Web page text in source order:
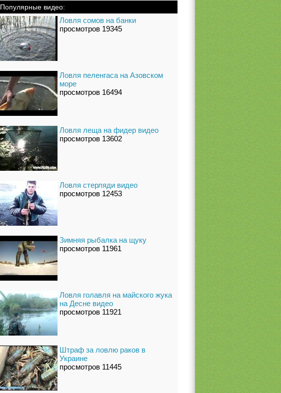
Популярные видео:
Ловля сомов на банки
просмотров 19345
Ловля пеленгаса на Азовском
море
просмотров 16494
Ловля леща на фидер видео
просмотров 13602
Ловля стерляди видео
просмотров 12453
Зимняя рыбалка на щуку
просмотров 11961
Ловля голавля на майского жука
на Десне видео
просмотров 11921
Штраф за ловлю раков в
Украине
просмотров 11445